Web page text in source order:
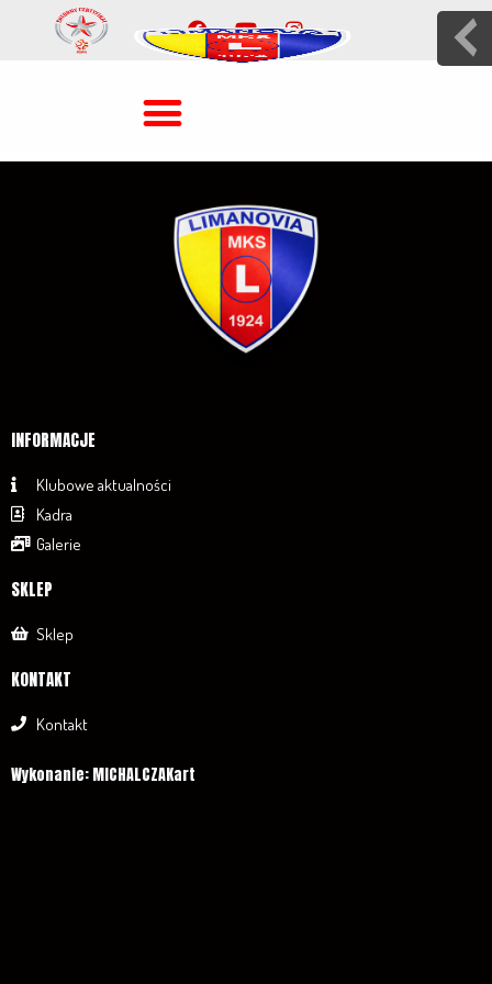
INFORMACJE
Klubowe aktualności
Kadra
Galerie
SKLEP
Sklep
KONTAKT
Kontakt
Wykonanie: MICHALCZAKart